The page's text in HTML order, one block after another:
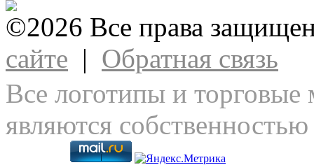
©2026 Все права
сайте | Обратная связь
Все логотипы и торговые
являются